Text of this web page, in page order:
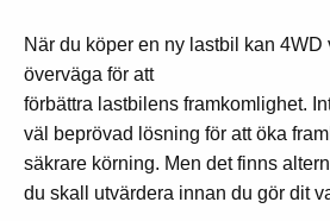
När du köper en ny lastbil kan 4WD
överväga för att
förbättra lastbilens framkomlighet.
väl beprövad lösning för att öka
säkrare körning. Men det finns
du skall utvärdera innan du gör dit